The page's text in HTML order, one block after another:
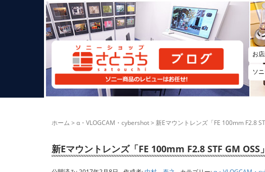
お
ソ
ホーム > α・VLOGCAM・cybershot> 新Eマウントレンズ「FE 100mm F2.8
新Eマウントレンズ「FE 100mm F2.8 STF GM OSS